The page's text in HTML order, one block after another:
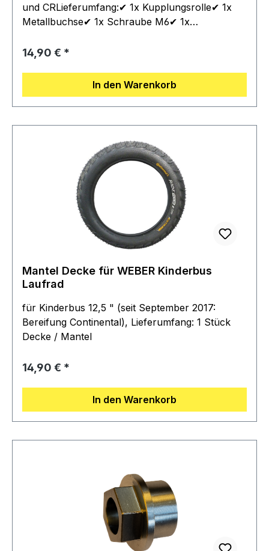
und CRLieferumfang:✔ 1x Kupplungsrolle✔ 1x
Metallbuchse✔ 1x Schraube M6✔ 1x
Regulärer Preis:
14,90 €
In den Warenkorb
Mantel Decke für WEBER Kinderbus
Laufrad
für Kinderbus 12,5 " (seit September 2017:
Bereifung Continental), Lieferumfang: 1 Stück
Decke / Mantel
Regulärer Preis:
14,90 €
In den Warenkorb